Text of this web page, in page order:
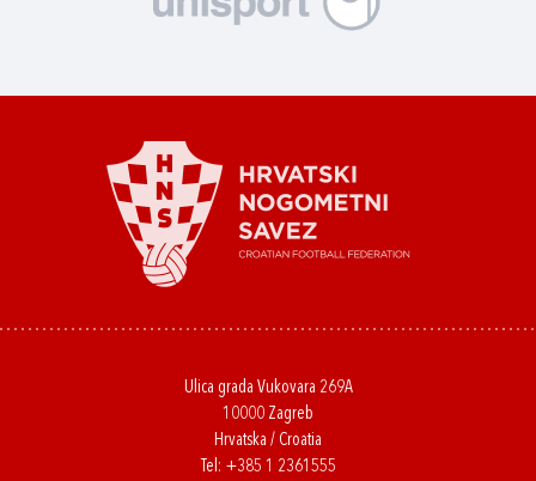
Ulica grada Vukovara 269A
10000 Zagreb
Hrvatska / Croatia
Tel: +385 1 2361555